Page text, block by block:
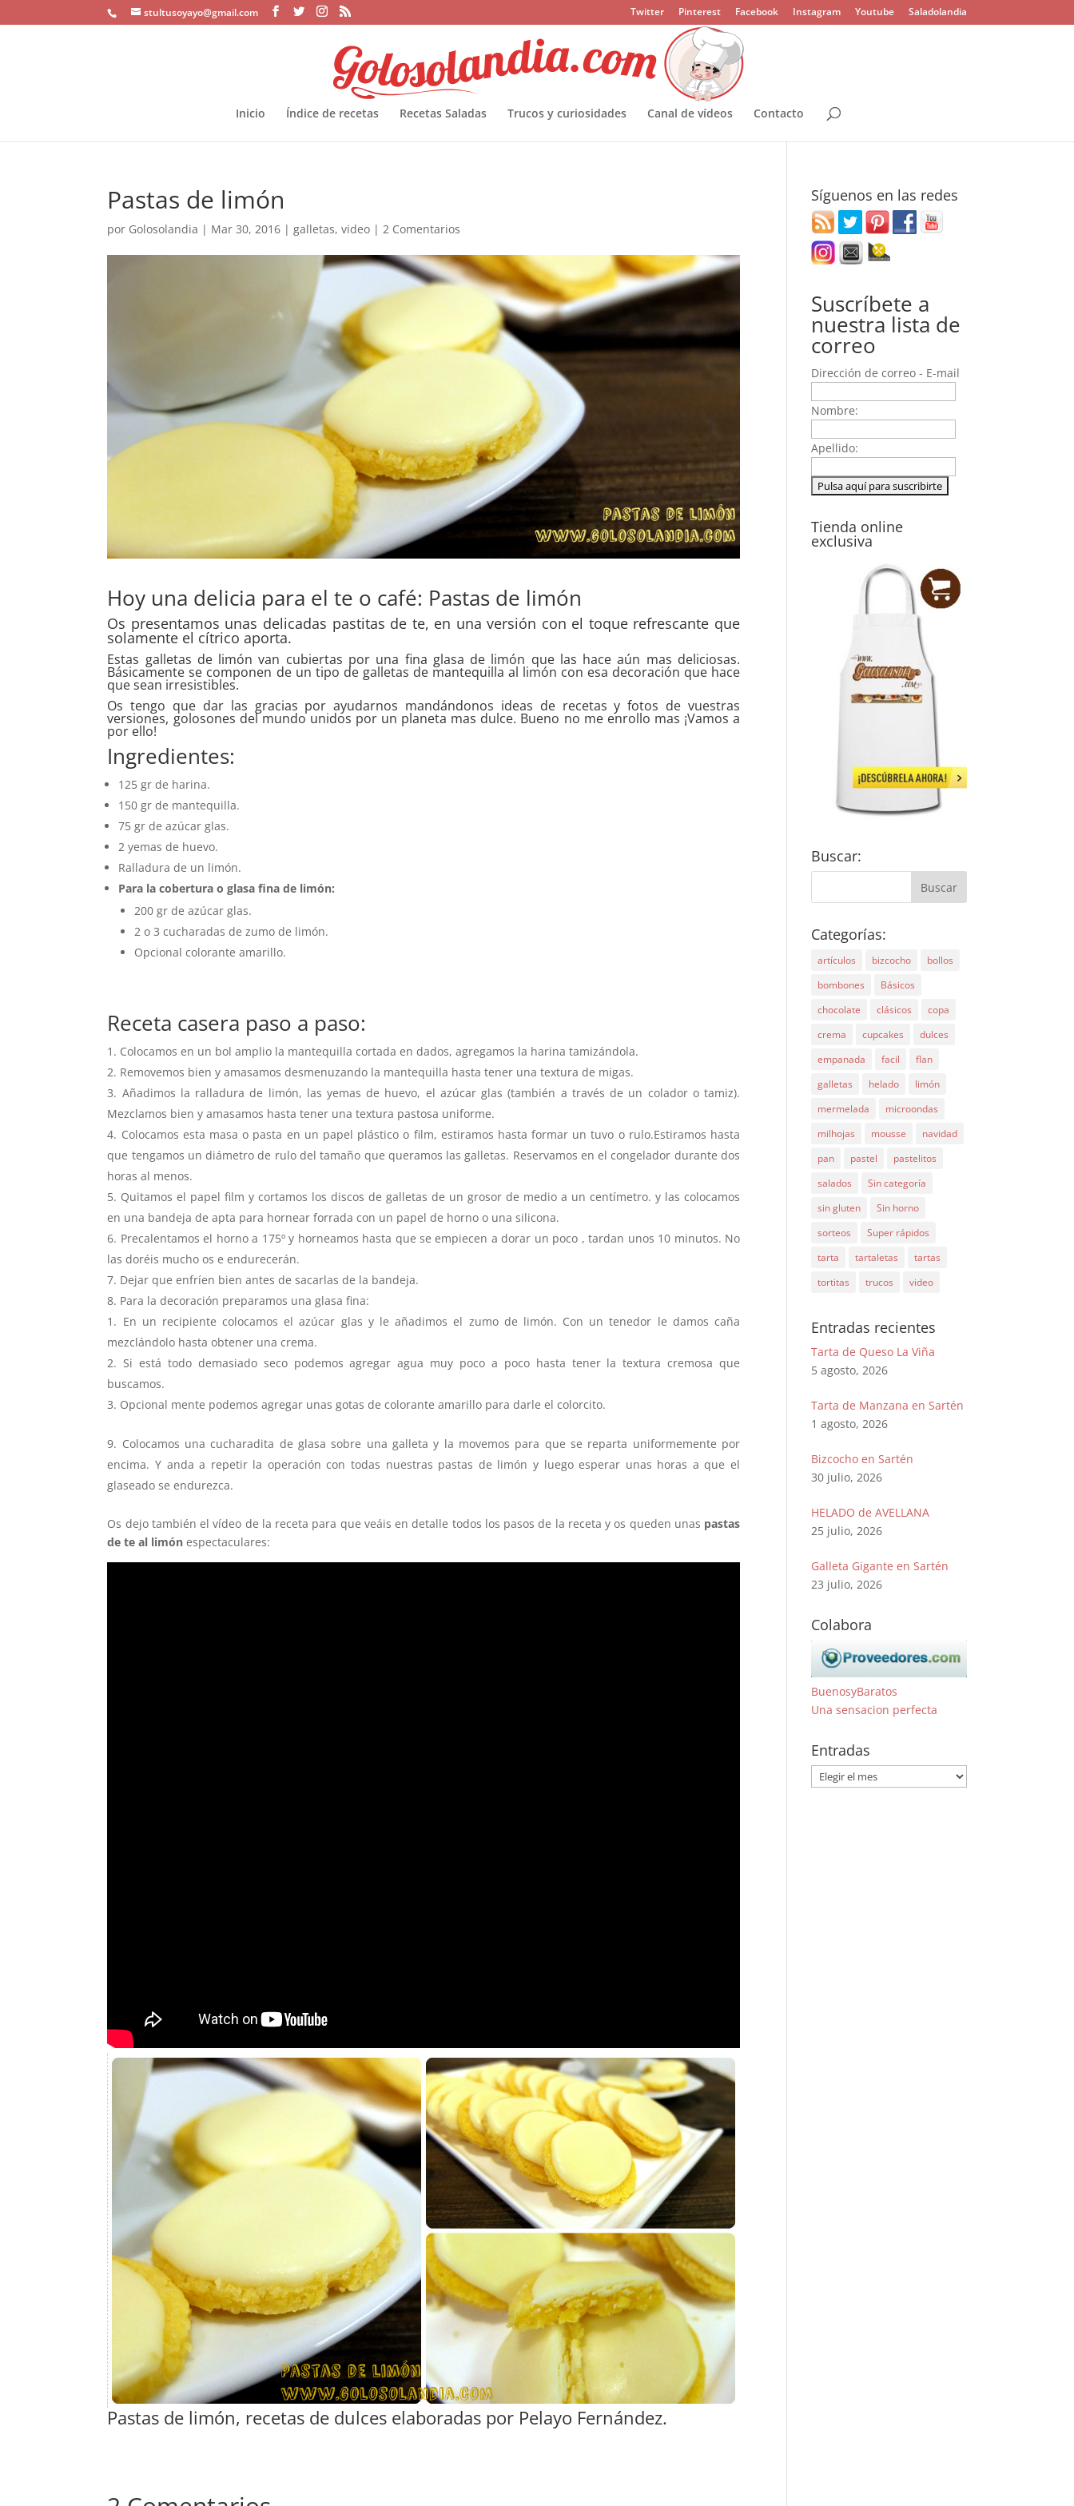
stultusoyayo@gmail.com Twitter Pinterest Facebook Instagram Youtube Saladolandia
Inicio Índice de recetas Recetas Saladas Trucos y curiosidades Canal de vídeos Contacto
Pastas de limón
por Golosolandia | Mar 30, 2016 |galletas,video |2 Comentarios
Hoy una delicia para el te o café: Pastas de limón
Os presentamos unas delicadas pastitas de te, en una versión con el toque refrescante que
solamente el cítrico aporta.
Estas galletas de limón van cubiertas por una fina glasa de limón que las hace aún mas deliciosas.
Básicamente se componen de un tipo de galletas de mantequilla al limón con esa decoración que hace
que sean irresistibles.
Os tengo que dar las gracias por ayudarnos mandándonos ideas de recetas y fotos de vuestras
versiones, golosones del mundo unidos por un planeta mas dulce. Bueno no me enrollo mas ¡Vamos a
por ello!
Ingredientes:
125 gr de harina.
150 gr de mantequilla.
75 gr de azúcar glas.
2 yemas de huevo.
Ralladura de un limón.
Para la cobertura o glasa fina de limón:
200 gr de azúcar glas.
2 o 3 cucharadas de zumo de limón.
Opcional colorante amarillo.
Receta casera paso a paso:
Colocamos en un bol amplio la mantequilla cortada en dados, agregamos la harina tamizándola.
Removemos bien y amasamos desmenuzando la mantequilla hasta tener una textura de migas.
Añadimos la ralladura de limón, las yemas de huevo, el azúcar glas (también a través de un colador o tamiz).
Mezclamos bien y amasamos hasta tener una textura pastosa uniforme.
Colocamos esta masa o pasta en un papel plástico o film, estiramos hasta formar un tuvo o rulo.Estiramos hasta
que tengamos un diámetro de rulo del tamaño que queramos las galletas. Reservamos en el congelador durante dos
horas al menos.
Quitamos el papel film y cortamos los discos de galletas de un grosor de medio a un centímetro. y las colocamos
en una bandeja de apta para hornear forrada con un papel de horno o una silicona.
Precalentamos el horno a 175º y horneamos hasta que se empiecen a dorar un poco , tardan unos 10 minutos. No
las doréis mucho os e endurecerán.
Dejar que enfríen bien antes de sacarlas de la bandeja.
Para la decoración preparamos una glasa fina:
En un recipiente colocamos el azúcar glas y le añadimos el zumo de limón. Con un tenedor le damos caña
mezclándolo hasta obtener una crema.
Si está todo demasiado seco podemos agregar agua muy poco a poco hasta tener la textura cremosa que
buscamos.
Opcional mente podemos agregar unas gotas de colorante amarillo para darle el colorcito.
Colocamos una cucharadita de glasa sobre una galleta y la movemos para que se reparta uniformemente por
encima. Y anda a repetir la operación con todas nuestras pastas de limón y luego esperar unas horas a que el
glaseado se endurezca.
Os dejo también el vídeo de la receta para que veáis en detalle todos los pasos de la receta y os queden unas pastas
de te al limón espectaculares:
Pastas de limón, recetas de dulces elaboradas por Pelayo Fernández.
Síguenos en las redes
Suscríbete a
nuestra lista de
correo
Dirección de correo - E-mail
Nombre:
Apellido:
Tienda online
exclusiva
Buscar:
Categorías:
artículos bizcocho
bollos
bombones
Básicos
chocolate
clásicos
copa
crema
cupcakes
dulces
empanada
facil
flan
galletas
helado
limón
mermelada
microondas
milhojas
mousse
navidad
pan
pastel
pastelitos
salados
Sin categoría
sin gluten
Sin horno
sorteos
Super rápidos
tarta
tartaletas
tartas
tortitas
trucos video
Entradas recientes
Tarta de Queso La Viña
5 agosto, 2026
Tarta de Manzana en Sartén
1 agosto, 2026
Bizcocho en Sartén
30 julio, 2026
HELADO de AVELLANA
25 julio, 2026
Galleta Gigante en Sartén
23 julio, 2026
Colabora
BuenosyBaratos
Una sensacion perfecta
Entradas
Entradas